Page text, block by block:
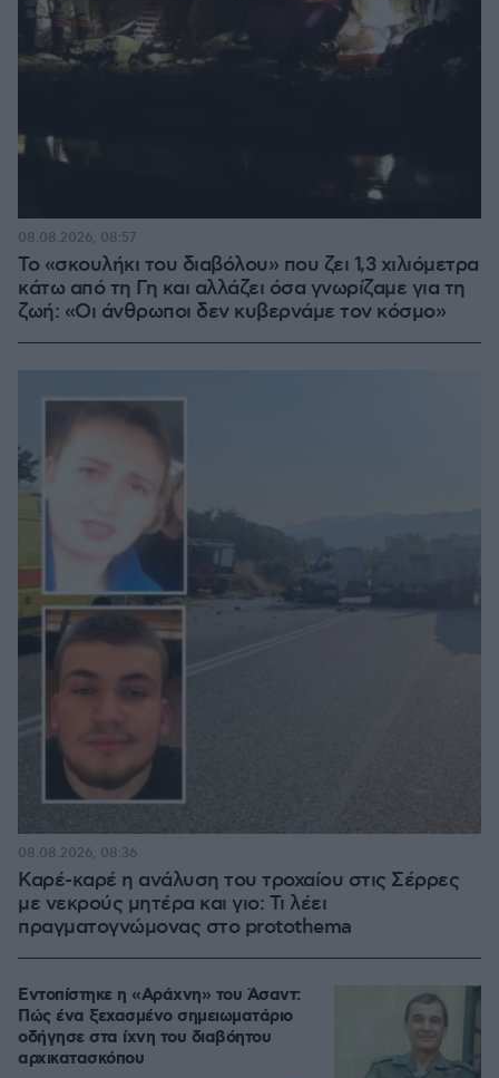
Το «σκουλήκι του διαβόλου» που ζει 1,3 χιλιόμετρα
κάτω από τη Γη και αλλάζει όσα γνωρίζαμε για τη
ζωή: «Οι άνθρωποι δεν κυβερνάμε τον κόσμο»
08.08.2026, 08:57
Καρέ-καρέ η ανάλυση του τροχαίου στις Σέρρες
με νεκρούς μητέρα και γιο: Τι λέει
πραγματογνώμονας στο protothema
08.08.2026, 08:36
Εντοπίστηκε η «Αράχνη» του Άσαντ:
Πώς ένα ξεχασμένο σημειωματάριο
οδήγησε στα ίχνη του διαβόητου
αρχικατασκόπου